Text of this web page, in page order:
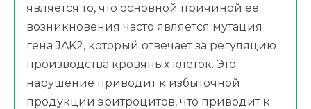
является то, что основной причиной ее
возникновения часто является мутация
гена JAK2, который отвечает за регуляцию
производства кровяных клеток. Это
нарушение приводит к избыточной
продукции эритроцитов, что приводит к